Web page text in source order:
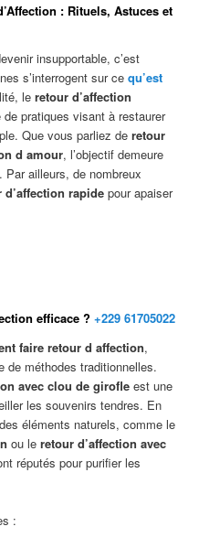
: Rituels, Astuces et
insupportable, c’est
s’interrogent sur cequ’est
leretour d’affection
pratiques visant à restaurer
Que vous parliez deretour
d amour, l’objectif demeure
ailleurs, de nombreux
d’affection rapide pour apaiser
efficace ?+229 61705022
faire retour d affection,
de méthodes traditionnelles.
avec clou de girofle est une
les souvenirs tendres. En
éléments naturels, comme le
ou leretour d’affection avec
réputés pour purifier les
: